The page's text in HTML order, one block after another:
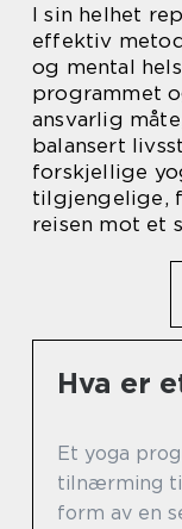
I sin helhet
effektiv
og mental
programmet
ansvarlig
balansert
forskjellige
tilgjengelige,
reisen mot et
Hva er
Et yoga
tilnærming
form av en